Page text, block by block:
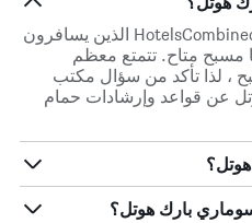
نعم. غالبً ما يبحث مستخدمو HotelsCombined الذين يسافرون
مسبح متاح. تتمتع معظم
، لذا تأكد من سؤال مكتب
عن قواعد وإرشادات حمام
بارك هوتل؟